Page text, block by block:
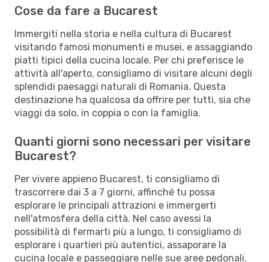
Cose da fare a Bucarest
Immergiti nella storia e nella cultura di Bucarest
visitando famosi monumenti e musei, e assaggiando
piatti tipici della cucina locale. Per chi preferisce le
attività all'aperto, consigliamo di visitare alcuni degli
splendidi paesaggi naturali di Romania. Questa
destinazione ha qualcosa da offrire per tutti, sia che
viaggi da solo, in coppia o con la famiglia.
Quanti giorni sono necessari per visitare
Bucarest?
Per vivere appieno Bucarest, ti consigliamo di
trascorrere dai 3 a 7 giorni, affinché tu possa
esplorare le principali attrazioni e immergerti
nell'atmosfera della città. Nel caso avessi la
possibilità di fermarti più a lungo, ti consigliamo di
esplorare i quartieri più autentici, assaporare la
cucina locale e passeggiare nelle sue aree pedonali.